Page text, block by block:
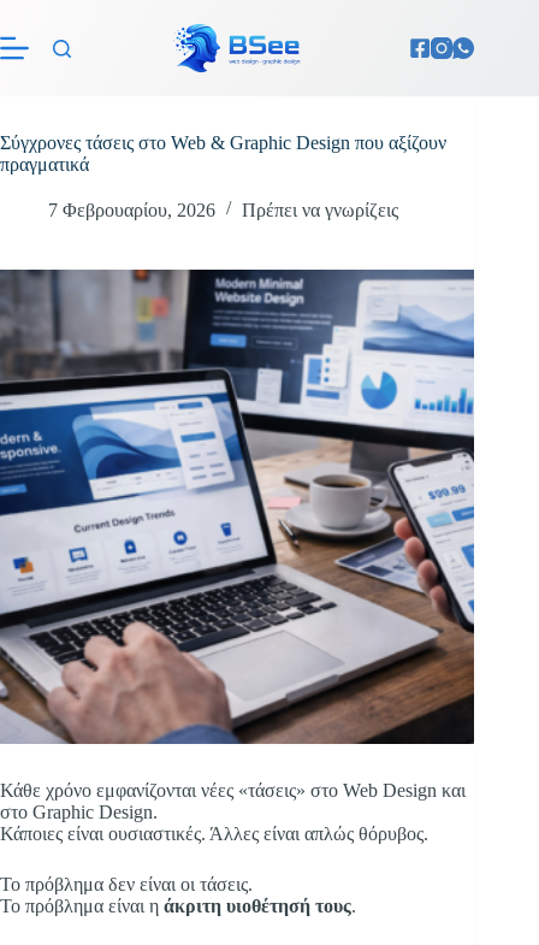
περιεχόμενο
Σύγχρονες τάσεις στο Web & Graphic Design που αξίζουν
πραγματικά
7 Φεβρουαρίου, 2026 Πρέπει να γνωρίζεις
Κάθε χρόνο εμφανίζονται νέες «τάσεις» στο Web Design και
στο Graphic Design.
Κάποιες είναι ουσιαστικές. Άλλες είναι απλώς θόρυβος.
Το πρόβλημα δεν είναι οι τάσεις.
Το πρόβλημα είναι η άκριτη υιοθέτησή τους.